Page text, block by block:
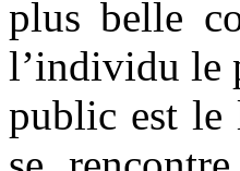
plus belle
l’individu le
public est le